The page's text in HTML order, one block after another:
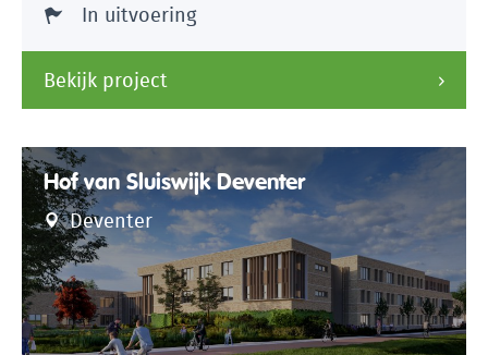
In uitvoering
Bekijk project
Hof van Sluiswijk Deventer
Deventer